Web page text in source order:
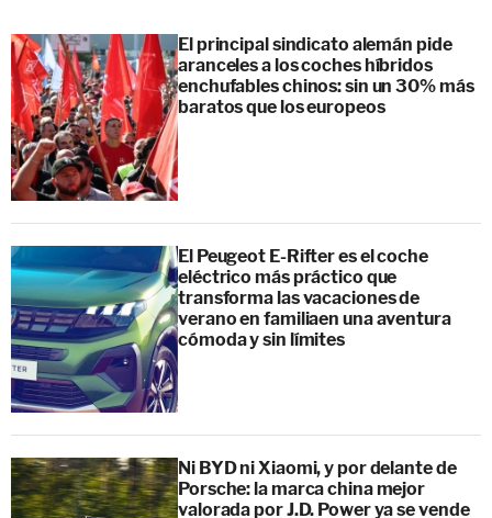
El principal sindicato alemán pide
aranceles a los coches híbridos
enchufables chinos: sin un 30% más
baratos que los europeos
El Peugeot E-Rifter es el coche
eléctrico más práctico que
transforma las vacaciones de
verano en familiaen una aventura
cómoda y sin límites
Ni BYD ni Xiaomi, y por delante de
Porsche: la marca china mejor
valorada por J.D. Power ya se vende